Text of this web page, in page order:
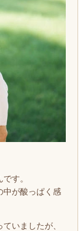
す。
中が酸っぱく感
いましたが、